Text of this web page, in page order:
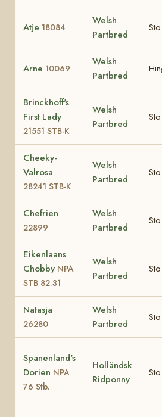
Atje 18084
Welsh
Partbred
Sto
Arne 10069
Welsh
Partbred
Brinckhoff's
First Lady
21551 STB-K
Welsh
Partbred
Sto
Cheeky-
Valrosa
28241 STB-K
Welsh
Partbred
Sto
Chefrien
22899
Welsh
Partbred
Sto
Eikenlaans
Chobby NPA
STB 82.31
Welsh
Partbred
Sto
Natasja
26280
Welsh
Partbred
Sto
Spanenland's
Dorien NPA
76 Stb.
Holländsk
Ridponny
Sto